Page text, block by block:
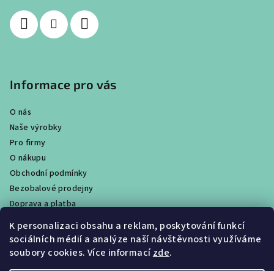
K personalizaci obsahu a reklam, poskytování funkcí
sociálních médií a analýze naší návštěvnosti využíváme
soubory cookies. Více informacízde.
Informace pro vás
O nás
Naše výrobky
Pro firmy
O nákupu
Obchodní podmínky
Bezobalové prodejny
Doprava a platba
Věrnostní program
Obchody